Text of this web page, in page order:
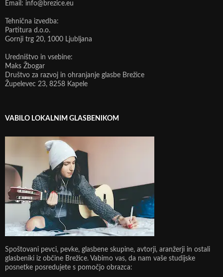
Email: info@brezice.eu
Tehnična izvedba:
Partitura d.o.o.
Gornji trg 20, 1000 Ljubljana
Uredništvo in vsebine:
Maks Žbogar
Društvo za razvoj in ohranjanje glasbe Brežice
Župelevec 23, 8258 Kapele
VABILO LOKALNIM GLASBENIKOM
Spoštovani pevci, pevke, glasbene skupine, avtorji, aranžerji in ostali
glasbeniki iz občine Brežice. Vabimo vas, da nam vaše studijske
posnetke posredujete s pomočjo obrazca: